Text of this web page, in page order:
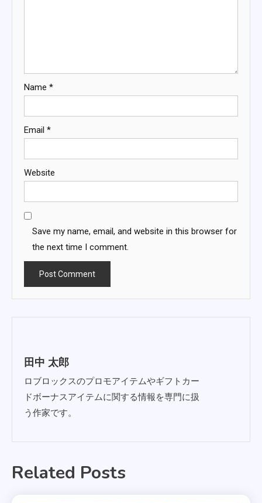
Name *
Email *
Website
Save my name, email, and website in this browser for
the next time I comment.
田中 太郎
ロブロックスのプロモアイテムやギフトカー
ドボーナスアイテムに関する情報を専門に扱
う作家です。
Related Posts